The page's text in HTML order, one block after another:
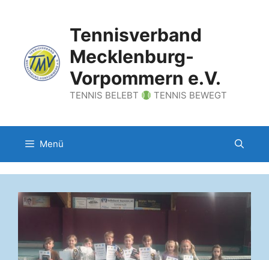
Tennisverband
Mecklenburg-
Vorpommern e.V.
TENNIS BELEBT TENNIS BEWEGT
Menü